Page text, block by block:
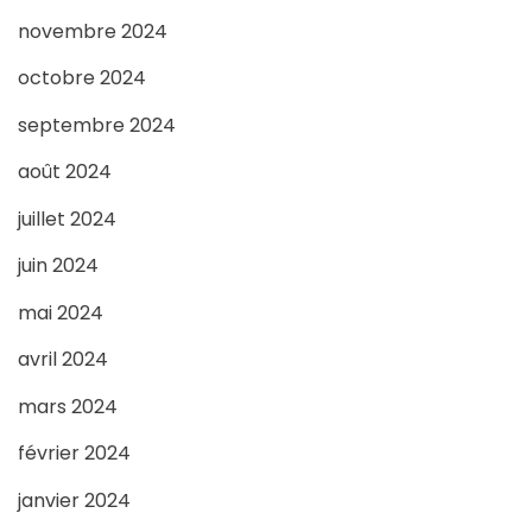
novembre 2024
octobre 2024
septembre 2024
août 2024
juillet 2024
juin 2024
mai 2024
avril 2024
mars 2024
février 2024
janvier 2024